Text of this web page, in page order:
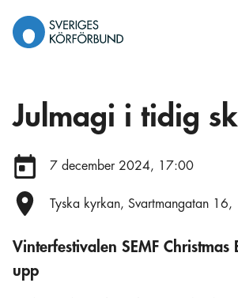
innehåll
Julmagi i tidig
Datum:
7 december 2024, 17:00
Plats:
Tyska kyrkan, Svartmangatan
Vinterfestivalen SEMF Christmas
upp